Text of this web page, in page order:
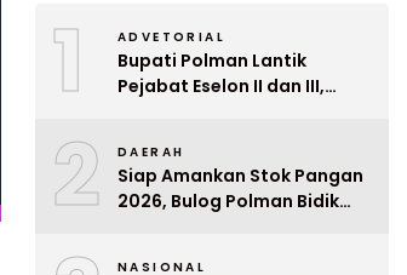
1 ADVETORIAL
Bupati Polman Lantik
Pejabat Eselon II dan III,
2 DAERAH
Siap Amankan Stok Pangan
2026, Bulog Polman Bidik
NASIONAL